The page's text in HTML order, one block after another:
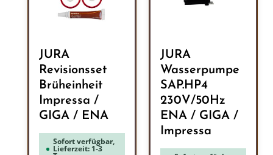
JURA
Revisionsset
Brüheinheit
Impressa /
GIGA / ENA
Sofort verfügbar,
Lieferzeit: 1-3
JURA
Wasserpumpe
SAP.HP4
230V/50Hz
ENA / GIGA /
Impressa